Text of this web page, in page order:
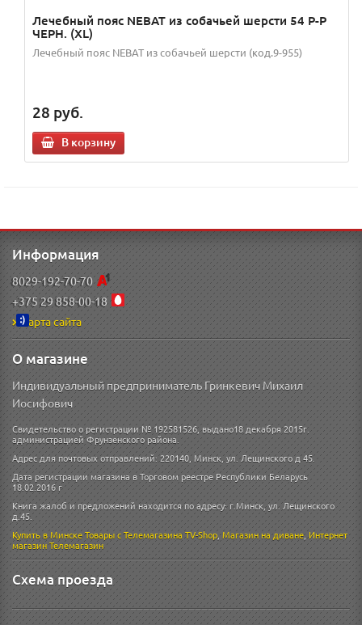
Лечебный пояс NEBAT из собачьей шерсти 54 Р-Р
ЧЕРН. (XL)
Лечебный пояс NEBAT из собачьей шерсти (код.9-955)
28 руб.
В корзину
Информация
8029-192-70-70
+375 29 858-00-18
Карта сайта
О магазине
Индивидуальный предприниматель Гринкевич Михаил
Иосифович
Свидетельство о регистрации № 192581526, выдано18 декабря 2015г.
администрацией Фрунзенского района.
Адрес для почтовых отправлений: 220140, Минск, ул. Лещинского д 45.
Дата регистрации магазина в Торговом реестре Республики Беларусь
18.02.2016 г
Книга жалоб и предложений находится по адресу: г.Минск, ул. Лещинского
д.45.
Купить в МинскеТовары с Телемагазина TV-Shop,Магазин на диване,Интернет
магазинТелемагазин
Схема проезда